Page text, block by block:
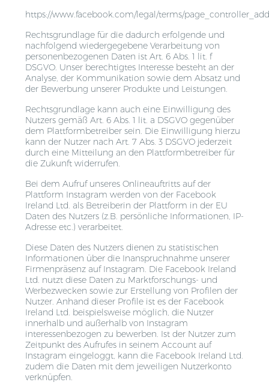
https://www.facebook.com/legal/terms/
Rechtsgrundlage für die dadurch erfolgende und
nachfolgend wiedergegebene Verarbeitung von
personenbezogenen Daten ist Art. 6 Abs. 1 lit. f
DSGVO. Unser berechtigtes Interesse besteht an der
Analyse, der Kommunikation sowie dem Absatz und
der Bewerbung unserer Produkte und Leistungen.
Rechtsgrundlage kann auch eine Einwilligung des
Nutzers gemäß Art. 6 Abs. 1 lit. a DSGVO gegenüber
dem Plattformbetreiber sein. Die Einwilligung hierzu
kann der Nutzer nach Art. 7 Abs. 3 DSGVO jederzeit
durch eine Mitteilung an den Plattformbetreiber für
die Zukunft widerrufen.
Bei dem Aufruf unseres Onlineauftritts auf der
Plattform Instagram werden von der Facebook
Ireland Ltd. als Betreiberin der Plattform in der EU
Daten des Nutzers (z.B. persönliche Informationen, IP-
Adresse etc.) verarbeitet.
Diese Daten des Nutzers dienen zu statistischen
Informationen über die Inanspruchnahme unserer
Firmenpräsenz auf Instagram. Die Facebook Ireland
Ltd. nutzt diese Daten zu Marktforschungs- und
Werbezwecken sowie zur Erstellung von Profilen der
Nutzer. Anhand dieser Profile ist es der Facebook
Ireland Ltd. beispielsweise möglich, die Nutzer
innerhalb und außerhalb von Instagram
interessenbezogen zu bewerben. Ist der Nutzer zum
Zeitpunkt des Aufrufes in seinem Account auf
Instagram eingeloggt, kann die Facebook Ireland Ltd.
zudem die Daten mit dem jeweiligen Nutzerkonto
verknüpfen.